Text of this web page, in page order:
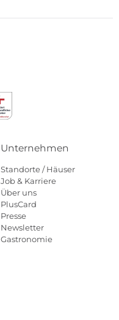
Unternehmen
Standorte / Häuser
Job & Karriere
Über uns
PlusCard
Presse
Newsletter
Gastronomie